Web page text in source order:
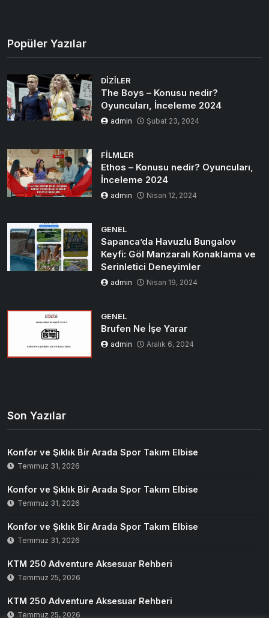
Popüler Yazılar
DIZILER
The Boys – Konusu nedir?
Oyuncuları, İnceleme 2024
admin Şubat 23, 2024
FILMLER
Ethos – Konusu nedir? Oyuncuları,
İnceleme 2024
admin Nisan 12, 2024
GENEL
Sapanca’da Havuzlu Bungalov
Keyfi: Göl Manzaralı Konaklama ve
Serinletici Deneyimler
admin Nisan 19, 2024
GENEL
Brufen Ne İşe Yarar
admin Aralık 6, 2024
Son Yazılar
Konfor ve Şıklık Bir Arada Spor Takım Elbise
Temmuz 31, 2026
Konfor ve Şıklık Bir Arada Spor Takım Elbise
Temmuz 31, 2026
Konfor ve Şıklık Bir Arada Spor Takım Elbise
Temmuz 31, 2026
KTM 250 Adventure Aksesuar Rehberi
Temmuz 25, 2026
KTM 250 Adventure Aksesuar Rehberi
Temmuz 25, 2026